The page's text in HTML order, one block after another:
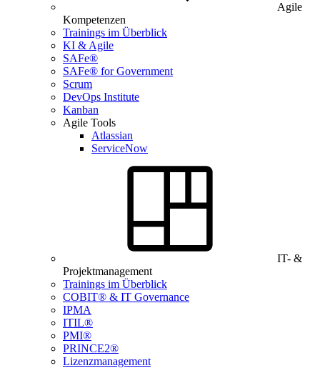
Agile
Kompetenzen
Trainings im Überblick
KI & Agile
SAFe®
SAFe® for Government
Scrum
DevOps Institute
Kanban
Agile Tools
Atlassian
ServiceNow
IT- &
Projektmanagement
Trainings im Überblick
COBIT® & IT Governance
IPMA
ITIL®
PMI®
PRINCE2®
Lizenzmanagement